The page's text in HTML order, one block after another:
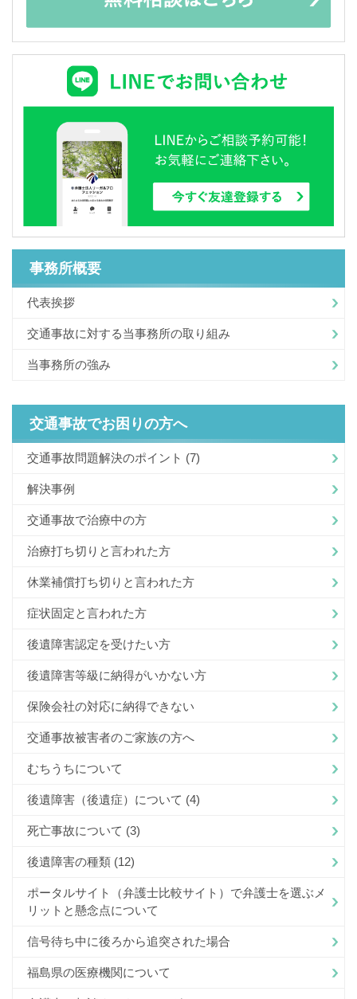
事務所概要
代表挨拶
交通事故に対する当事務所の取り組み
当事務所の強み
交通事故でお困りの方へ
交通事故問題解決のポイント (7)
解決事例
交通事故で治療中の方
治療打ち切りと言われた方
休業補償打ち切りと言われた方
症状固定と言われた方
後遺障害認定を受けたい方
後遺障害等級に納得がいかない方
保険会社の対応に納得できない
交通事故被害者のご家族の方へ
むちうちについて
後遺障害（後遺症）について (4)
死亡事故について (3)
後遺障害の種類 (12)
ポータルサイト（弁護士比較サイト）で弁護士を選ぶメ
リットと懸念点について
信号待ち中に後ろから追突された場合
福島県の医療機関について